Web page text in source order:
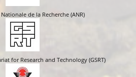
de la Recherche (ANR)
for Research and Technology (GSRT)